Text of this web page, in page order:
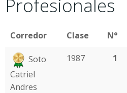
Profesionales
Corredor Clase N°
Soto
Catriel
Andres
1987 1